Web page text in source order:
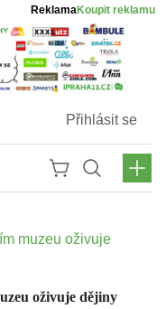
ReklamaKoupit reklamu
Přihlásit se
muzeu oživuje
oživuje dějiny